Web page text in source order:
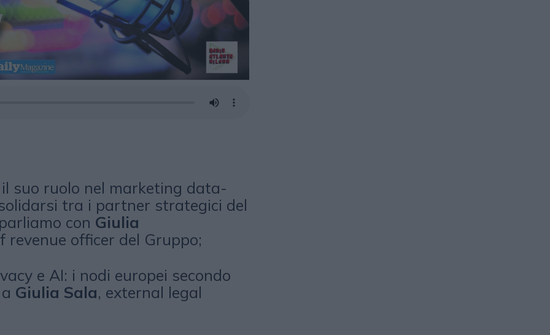
suo ruolo nel marketing data-
tra i partner strategici del
con Giulia
revenue officer del Gruppo;
e AI: i nodi europei secondo
Giulia Sala, external legal